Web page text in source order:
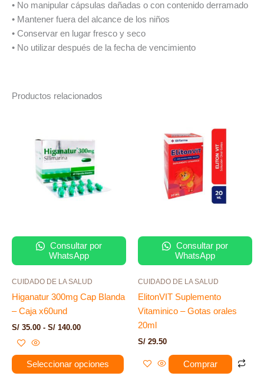
• No manipular cápsulas dañadas o con contenido derramado
• Mantener fuera del alcance de los niños
• Conservar en lugar fresco y seco
• No utilizar después de la fecha de vencimiento
Productos relacionados
Consultar por
WhatsApp
CUIDADO DE LA SALUD
Higanatur 300mg Cap Blanda
– Caja x60und
S/ 35.00 - S/ 140.00
desde
S/ 35.00
hasta
S/ 140.00
Seleccionar opciones
tiene
múltiples
variantes.
opciones
elegir
página
de
producto
Consultar por
WhatsApp
CUIDADO DE LA SALUD
ElitonVIT Suplemento
Vitaminico – Gotas orales
20ml
S/ 29.50
Comprar